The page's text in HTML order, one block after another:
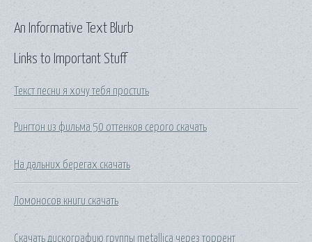
Links to Important Stuff
Текст песни я хочу тебя простить
Рингтон из фильма 50 оттенков серого скачать
На дальних берегах скачать
Ломоносов книги скачать
Скачать дискографию группы metallica через торрент
An Informative Text Blurb